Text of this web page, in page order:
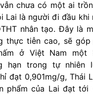
chưa có một ai
Lai là người đi đầu khi
nhân tạo. Đây là
thực tiễn cao, sẽ
ở Việt Nam một
hạn trong tự nhiên
đạt 0,901mg/g, Thái
phẩm của Lai đạt tới